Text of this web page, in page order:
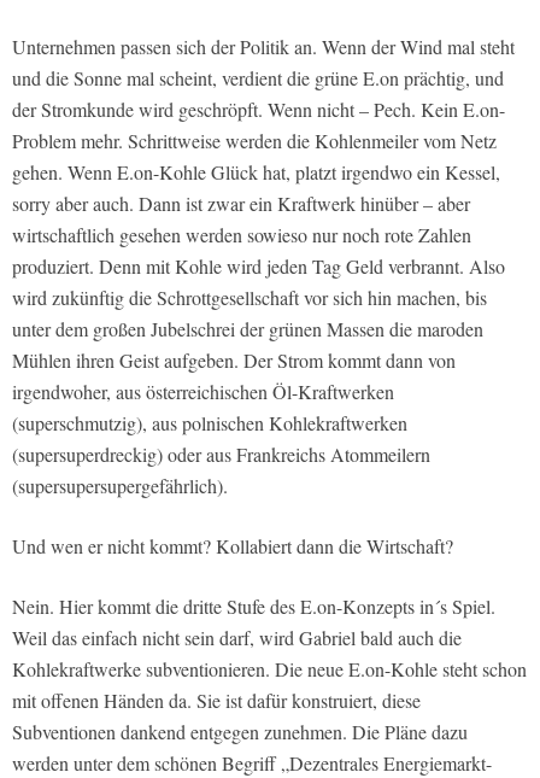
Unternehmen passen sich der Politik an. Wenn der Wind mal steht
und die Sonne mal scheint, verdient die grüne E.on prächtig, und
der Stromkunde wird geschröpft. Wenn nicht – Pech. Kein E.on-
Problem mehr. Schrittweise werden die Kohlenmeiler vom Netz
gehen. Wenn E.on-Kohle Glück hat, platzt irgendwo ein Kessel,
sorry aber auch. Dann ist zwar ein Kraftwerk hinüber – aber
wirtschaftlich gesehen werden sowieso nur noch rote Zahlen
produziert. Denn mit Kohle wird jeden Tag Geld verbrannt. Also
wird zukünftig die Schrottgesellschaft vor sich hin machen, bis
unter dem großen Jubelschrei der grünen Massen die maroden
Mühlen ihren Geist aufgeben. Der Strom kommt dann von
irgendwoher, aus österreichischen Öl-Kraftwerken
(superschmutzig), aus polnischen Kohlekraftwerken
(supersuperdreckig) oder aus Frankreichs Atommeilern
(supersupersupergefährlich).
Und wen er nicht kommt? Kollabiert dann die Wirtschaft?
Nein. Hier kommt die dritte Stufe des E.on-Konzepts in´s Spiel.
Weil das einfach nicht sein darf, wird Gabriel bald auch die
Kohlekraftwerke subventionieren. Die neue E.on-Kohle steht schon
mit offenen Händen da. Sie ist dafür konstruiert, diese
Subventionen dankend entgegen zunehmen. Die Pläne dazu
werden unter dem schönen Begriff „Dezentrales Energiemarkt-